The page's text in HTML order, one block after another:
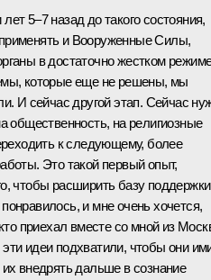
5–7 назад до такого состояния,
и Вооруженные Силы,
в достаточно жестком
которые еще не решены, мы
И сейчас другой этап. Сейчас
общественность, на религиозные
к следующему, более
Это такой первый опыт,
чтобы расширить базу поддержки
и мне очень хочется,
приехал вместе со мной из
идеи подхватили, чтобы они
внедрять дальше в сознание